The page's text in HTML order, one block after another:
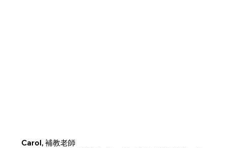
Carol, 補教老師